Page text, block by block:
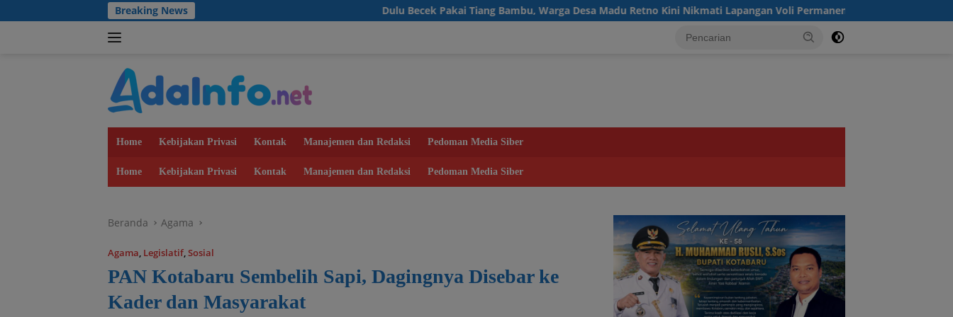
ke
Breaking News Dulu Becek Pakai Tiang Bambu, Warga Desa Madu Retno Kini Nikmati Lapangan Voli Permanen Berkat Program Bupati Tanah Bumbu
Home Kebijakan Privasi Kontak Manajemen dan Redaksi Pedoman Media Siber
Home Kebijakan Privasi Kontak Manajemen dan Redaksi Pedoman Media Siber
Beranda Agama
Agama, Legislatif,Sosial
PAN Kotabaru Sembelih Sapi, Dagingnya Disebar ke
Kader dan Masyarakat